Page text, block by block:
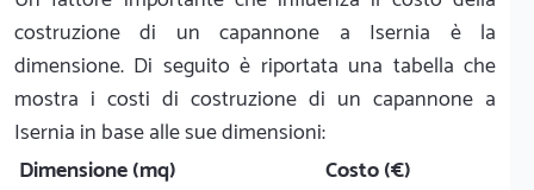
costruzione di un capannone a Isernia è la
dimensione. Di seguito è riportata una tabella che
mostra i costi di costruzione di un capannone a
Isernia in base alle sue dimensioni:
Dimensione (mq)
Costo (€)